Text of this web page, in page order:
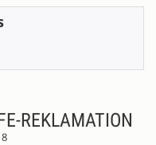
REKLAMATION